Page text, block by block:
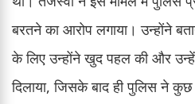
बरतने का आरोप लगाया। उन्होंने
के लिए उन्होंने खुद पहल की और
दिलाया, जिसके बाद ही पुलिस ने कुछ